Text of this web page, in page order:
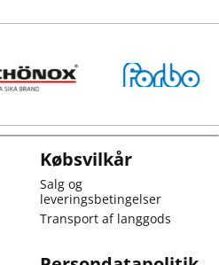
Købsvilkår
Salg og
leveringsbetingelser
Transport af langgods